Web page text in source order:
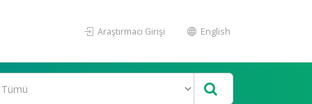
Araştırmacı Girişi English